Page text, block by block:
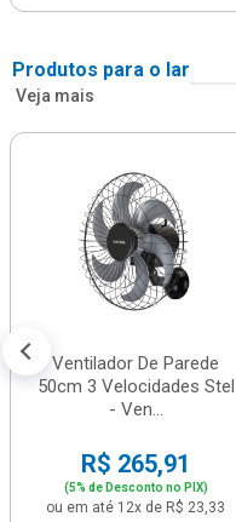
Produtos para o lar
Veja mais
Ventilador De Parede
50cm 3 Velocidades Stel
- Ven...
R$ 265,91
(5% de Desconto no PIX)
ou em até 12x de R$ 23,33